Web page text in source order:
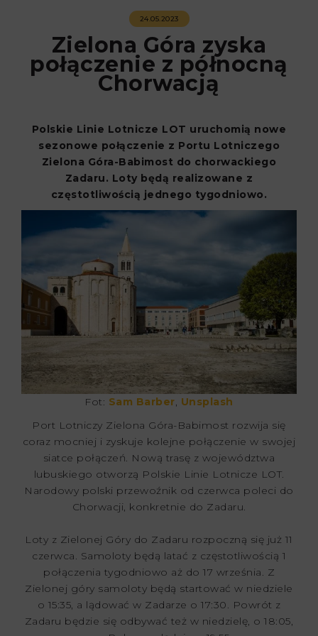
24.05.2023
Zielona Góra zyska
połączenie z północną
Chorwacją
Polskie Linie Lotnicze LOT uruchomią nowe
sezonowe połączenie z Portu Lotniczego
Zielona Góra-Babimost do chorwackiego
Zadaru. Loty będą realizowane z
częstotliwością jednego tygodniowo.
Fot: Sam Barber, Unsplash
Port Lotniczy Zielona Góra-Babimost rozwija się
coraz mocniej i zyskuje kolejne połączenie w swojej
siatce połączeń. Nową trasę z województwa
lubuskiego otworzą Polskie Linie Lotnicze LOT.
Narodowy polski przewoźnik od czerwca poleci do
Chorwacji, konkretnie do Zadaru.
Loty z Zielonej Góry do Zadaru rozpoczną się już 11
czerwca. Samoloty będą latać z częstotliwością 1
połączenia tygodniowo aż do 17 września. Z
Zielonej góry samoloty będą startować w niedziele
o 15:35, a lądować w Zadarze o 17:30. Powrót z
Zadaru będzie się odbywać też w niedzielę, o 18:05,